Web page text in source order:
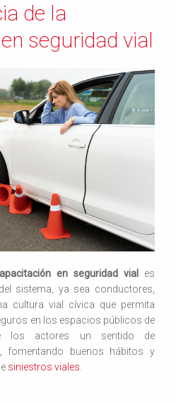
de la
seguridad vial
en seguridad vial
es
sistema, ya sea conductores,
cultura vial cívica que permita
en los espacios públicos de
los actores un sentido de
fomentando buenos hábitos y
siniestros viales